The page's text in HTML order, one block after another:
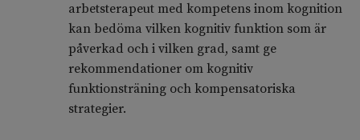
arbetsterapeut med kompetens inom kognition
kan bedöma vilken kognitiv funktion som är
påverkad och i vilken grad, samt ge
rekommendationer om kognitiv
funktionsträning och kompensatoriska
strategier.